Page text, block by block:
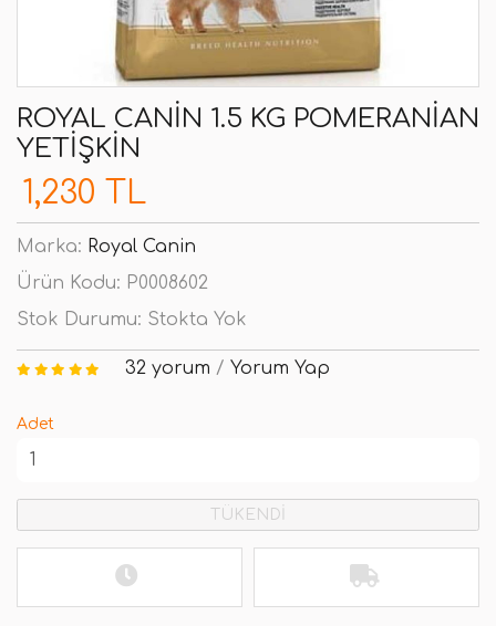
ROYAL CANIN 1.5 KG POMERANIAN
YETIŞKIN
1,230 TL
Marka: Royal Canin
Ürün Kodu: P0008602
Stok Durumu: Stokta Yok
32 yorum / Yorum Yap
Adet
TÜKENDİ